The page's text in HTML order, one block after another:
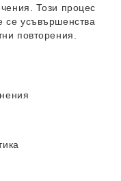
Този процес
усъвършенства
повторения.